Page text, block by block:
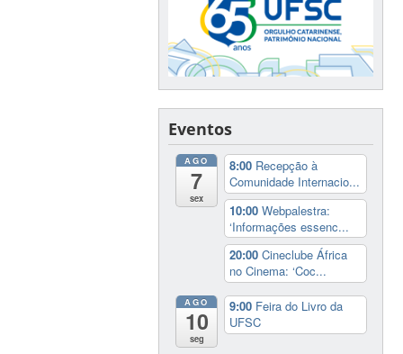
Eventos
AGO
7
sex
8:00 Recepção à
Comunidade Internacio...
10:00Webpalestra:
‘Informações essenc...
20:00Cineclube África
no Cinema: ‘Coc...
AGO
10
seg
9:00 Feira do Livro da
UFSC